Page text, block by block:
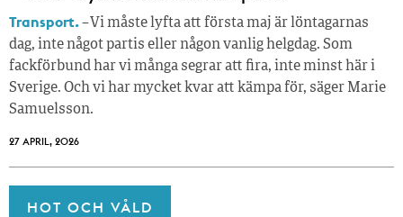
Transport.– Vi måste lyfta att första maj är löntagarnas
dag, inte något partis eller någon vanlig helgdag. Som
fackförbund har vi många segrar att fira, inte minst här i
Sverige. Och vi har mycket kvar att kämpa för, säger Marie
Samuelsson.
27 APRIL, 2026
HOT OCH VÅLD